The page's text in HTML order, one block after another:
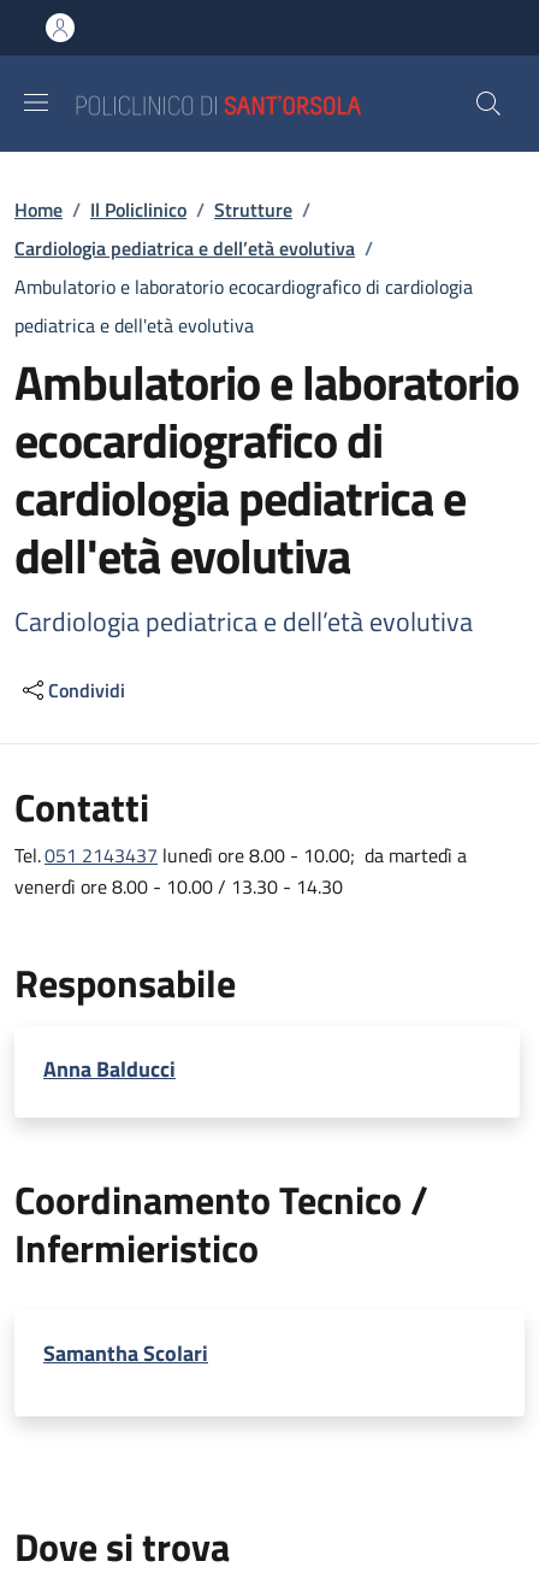
al contenuto principale
to footer content
Briciole di pane
Home / Il Policlinico / Strutture /
Cardiologia pediatrica e dell’età evolutiva /
Ambulatorio e laboratorio ecocardiografico di cardiologia
pediatrica e dell'età evolutiva
Ambulatorio e laboratorio
ecocardiografico di
cardiologia pediatrica e
dell'età evolutiva
Cardiologia pediatrica e dell’età evolutiva
Condividi
Contatti
Tel.051 2143437 lunedì ore 8.00 - 10.00; da martedì a
venerdì ore 8.00 - 10.00 / 13.30 - 14.30
Responsabile
Anna Balducci
Coordinamento Tecnico /
Infermieristico
Samantha Scolari
Dove si trova